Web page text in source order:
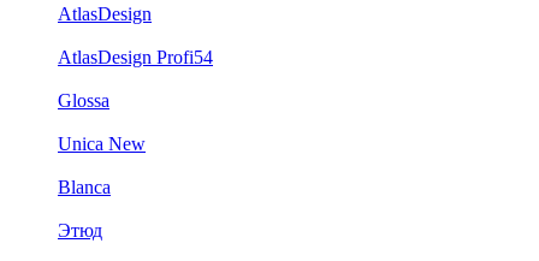
AtlasDesign
AtlasDesign Profi54
Glossa
Unica New
Blanca
Этюд